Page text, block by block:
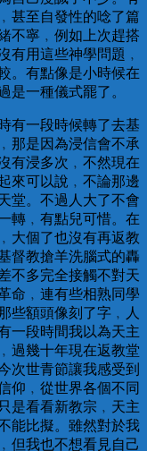
甚至自發性的唸了篇
不寧﹐例如上次趕搭
有用這些神學問題﹐
。有點像是小時候在
是一種儀式罷了。
有一段時候轉了去基
那是因為浸信會不承
有浸多次﹐不然現在
來可以說﹐不論那邊
堂。不過人大了不會
轉﹐有點兒可惜。在
大個了也沒有再返教
督教搶羊洗腦式的轟
不多完全接觸不對天
命﹐連有些相熟同學
些額頭像刻了字﹐人
一段時間我以為天主
過幾十年現在返教堂
次世青節讓我感受到
仰﹐從世界各個不同
是看看新教宗﹐天主
能比擬。雖然對於我
但我也不想看見自己